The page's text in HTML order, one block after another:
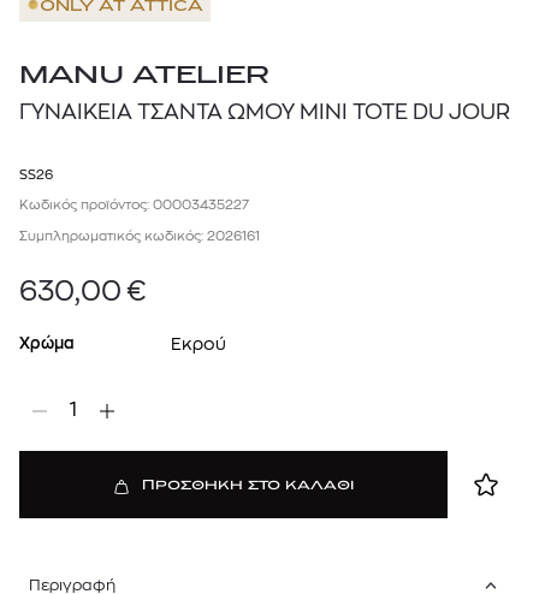
ONLY AT ATTICA
MANU ATELIER
ΓΥΝΑΙΚΕΙΑ ΤΣΑΝΤΑ ΩΜΟΥ MINI TOTE DU JOUR
SS26
Κωδικός προϊόντος: 00003435227
Συμπληρωματικός κωδικός: 2026161
630,00 €
Χρώμα Εκρού
1
ΠΡΟΣΘΗΚΗ ΣΤΟ ΚΑΛΑΘΙ
Περιγραφή